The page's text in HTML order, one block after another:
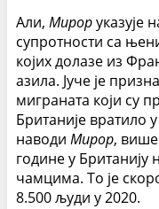
Али, Мироруказује
супротности са
којих долазе из
азила. Јуче је
миграната који су
Британије вратило
наводи Мирор, више
године у
чамцима. То је
8.500 људи у 2020.